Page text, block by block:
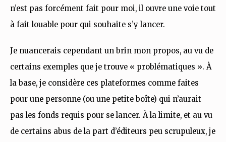
n’est pas forcément fait pour moi, il ouvre une voie tout
à fait louable pour qui souhaite s’y lancer.
Je nuancerais cependant un brin mon propos, au vu de
certains exemples que je trouve « problématiques ». À
la base, je considère ces plateformes comme faites
pour une personne (ou une petite boîte) qui n’aurait
pas les fonds requis pour se lancer. À la limite, et au vu
de certains abus de la part d’éditeurs peu scrupuleux, je